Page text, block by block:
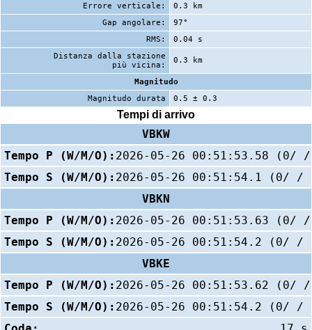
Errore verticale:
0.3 km
Gap angolare:
97°
RMS:
0.04 s
Distanza dalla stazione
più vicina:
0.3 km
Magnitudo
Magnitudo durata
0.5 ± 0.3
Tempi di arrivo
VBKW
Tempo P (W/M/O): 2026-05-26 00:51:53.58 (0/
Tempo S (W/M/O): 2026-05-26 00:51:54.1 (0/ /
VBKN
Tempo P (W/M/O): 2026-05-26 00:51:53.63 (0/
Tempo S (W/M/O): 2026-05-26 00:51:54.2 (0/ /
VBKE
Tempo P (W/M/O): 2026-05-26 00:51:53.62 (0/
Tempo S (W/M/O): 2026-05-26 00:51:54.2 (0/ /